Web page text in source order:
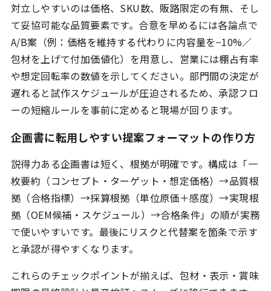
対立しやすいのは価格、SKU数、販路限定の有無、そし
て妥協可能な品質要素です。合意を早めるには各論点で
A/B案（例：価格を維持する代わりに内容量を−10%／
包材を上げて付加価値化）を用意し、営業には棚占有率
や想定回転率の数値を示してください。部門間の決定が
遅れると試作スケジュールが圧迫されるため、承認フロ
ーの短縮ルールを事前に定めると現場が回ります。
企画書に転用しやすい提案フォーマットの作り方
説得力ある企画書は短く、根拠が明確です。構成は「一
枚要約（コンセプト・ターゲット・想定価格）→品質根
拠（合格指標）→採算根拠（単位原価＋感度）→実現根
拠（OEM候補・スケジュール）→合格条件」の順が実務
で使いやすいです。最後にリスクと代替案を箇条で示す
と承認が得やすくなります。
これらのチェックポイントが揃えば、包材・表示・賞味